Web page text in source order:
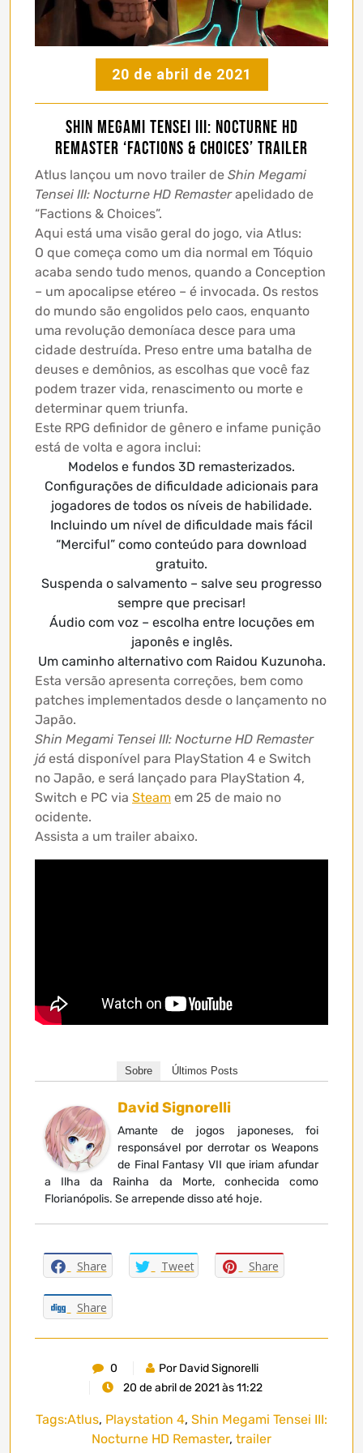
20 de abril de 2021
Shin Megami Tensei III: Nocturne HD
Remaster ‘Factions & Choices’ trailer
Atlus lançou um novo trailer de Shin Megami
Tensei III: Nocturne HD Remasterapelidado de
“Factions & Choices”.
Aqui está uma visão geral do jogo, via Atlus:
O que começa como um dia normal em Tóquio
acaba sendo tudo menos, quando a Conception
– um apocalipse etéreo – é invocada. Os restos
do mundo são engolidos pelo caos, enquanto
uma revolução demoníaca desce para uma
cidade destruída. Preso entre uma batalha de
deuses e demônios, as escolhas que você faz
podem trazer vida, renascimento ou morte e
determinar quem triunfa.
Este RPG definidor de gênero e infame punição
está de volta e agora inclui:
Modelos e fundos 3D remasterizados.
Configurações de dificuldade adicionais para
jogadores de todos os níveis de habilidade.
Incluindo um nível de dificuldade mais fácil
“Merciful” como conteúdo para download
gratuito.
Suspenda o salvamento – salve seu progresso
sempre que precisar!
Áudio com voz – escolha entre locuções em
japonês e inglês.
Um caminho alternativo com Raidou Kuzunoha.
Esta versão apresenta correções, bem como
patches implementados desde o lançamento no
Japão.
Shin Megami Tensei III: Nocturne HD Remaster
já está disponível para PlayStation 4 e Switch
no Japão, e será lançado para PlayStation 4,
Switch e PC via Steam em 25 de maio no
ocidente.
Assista a um trailer abaixo.
Sobre Últimos Posts
David Signorelli
Amante de jogos japoneses, foi
responsável por derrotar os Weapons
de Final Fantasy VII que iriam afundar
a Ilha da Rainha da Morte, conhecida como
Florianópolis. Se arrepende disso até hoje.
Share Tweet Share
Share
0
Por David Signorelli
20 de abril de 2021 às 11:22
Tags:Atlus, Playstation 4, Shin Megami Tensei III:
Nocturne HD Remaster, trailer